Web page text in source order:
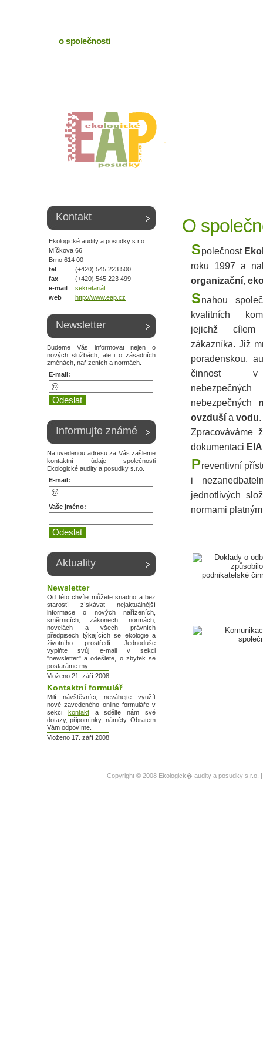
o společnosti
O
Společnost
roku 1997 a
organizační,
Snahou
kvalitních
jejichž cílem
zákazníka. Již
poradenskou,
činnost v
nebezpečných
ovzdušía vodu
Zpracováváme
dokumentaci EIA
Preventivní
i
jednotlivých
normami
Kontakt
Ekologické audity a posudky s.r.o.
Míčkova 66
Brno 614 00
tel
(+420) 545 223 500
fax
(+420) 545 223 499
e-mail
sekretariát
web
http://www.eap.cz
Newsletter
Budeme Vás informovat nejen o
nových službách, ale i o zásadních
změnách, nařízeních a normách.
E-mail:
Informujte známé
Na uvedenou adresu za Vás zašleme
kontaktní údaje společnosti
Ekologické audity a posudky s.r.o.
E-mail:
Vaše jméno:
Aktuality
Newsletter
Od této chvíle můžete snadno a bez
starostí získávat nejaktuálnější
informace o nových nařízeních,
směrnicích, zákonech, normách,
novelách a všech právních
předpisech týkajících se ekologie a
životního prostředí. Jednoduše
vyplňte svůj e-mail v sekci
"newsletter" a odešlete, o zbytek se
postaráme my.
Vloženo 21. září 2008
Kontaktní formulář
Milí návštěvníci, neváhejte využít
nově zavedeného online formuláře v
sekci kontakta sdělte nám své
dotazy, připomínky, náměty. Obratem
Vám odpovíme.
Vloženo 17. září 2008
Copyright © 2008 Ekologick� audity a posudky s.r.o.